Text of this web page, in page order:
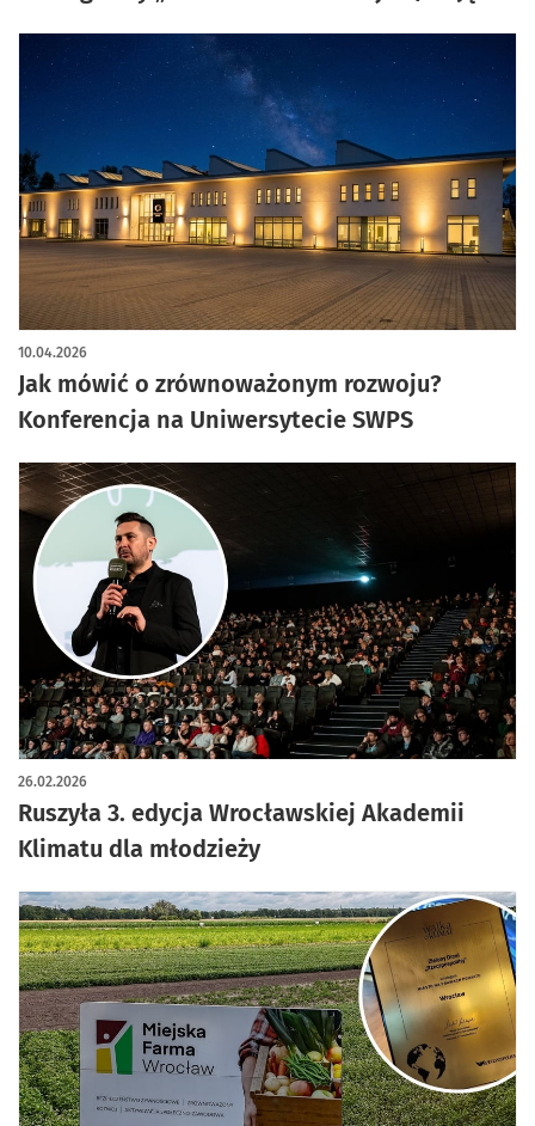
Jak mówić o zrównoważonym rozwoju?
Konferencja na Uniwersytecie SWPS
10.04.2026
Ruszyła 3. edycja Wrocławskiej Akademii
Klimatu dla młodzieży
26.02.2026